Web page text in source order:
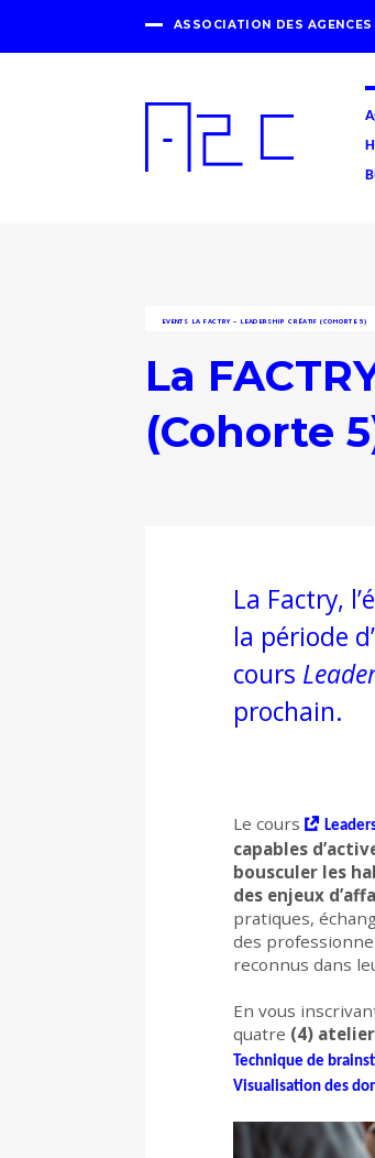
ASSOCIATION DES
EVENTS LA FACTRY – LEADERSHIP CRÉATIF (COHORTE 5)
La
(Cohorte
La Factry,
la période
cours
prochain.
Le cours
capables
bousculer les
des enjeux
pratiques,
des
reconnus dans
En vous
quatre (4)
Technique de
Visualisation des